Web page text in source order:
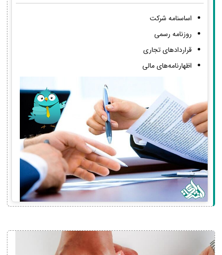
اساسنامه شرکت
روزنامه رسمی
قراردادهای تجاری
اظهارنامه‌های مالی